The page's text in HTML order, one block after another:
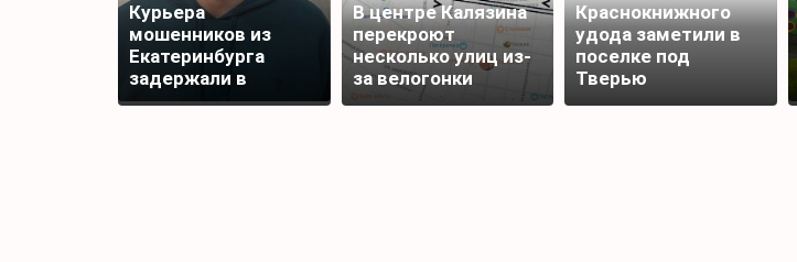
Курьера
мошенников из
Екатеринбурга
задержали в
Редкино Тверской
В центре Калязина
перекроют
несколько улиц из-
за велогонки
Краснокнижного
удода заметили в
поселке под
Тверью